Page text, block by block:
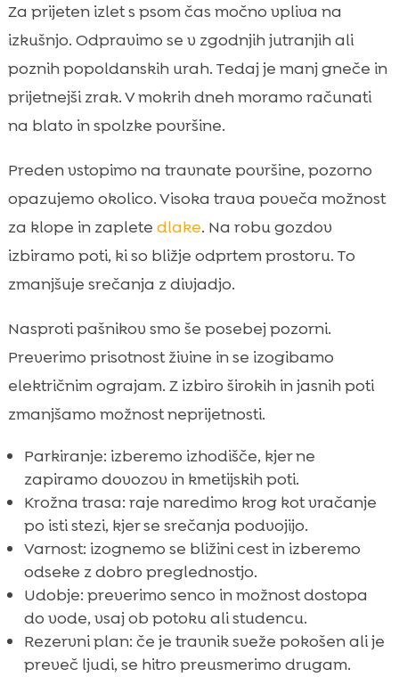
Za prijeten izlet s psom čas močno vpliva na
izkušnjo. Odpravimo se v zgodnjih jutranjih ali
poznih popoldanskih urah. Tedaj je manj gneče in
prijetnejši zrak. V mokrih dneh moramo računati
na blato in spolzke površine.
Preden vstopimo na travnate površine, pozorno
opazujemo okolico. Visoka trava poveča možnost
za klope in zaplete dlake. Na robu gozdov
izbiramo poti, ki so bližje odprtem prostoru. To
zmanjšuje srečanja z divjadjo.
Nasproti pašnikov smo še posebej pozorni.
Preverimo prisotnost živine in se izogibamo
električnim ograjam. Z izbiro širokih in jasnih poti
zmanjšamo možnost neprijetnosti.
Parkiranje: izberemo izhodišče, kjer ne
zapiramo dovozov in kmetijskih poti.
Krožna trasa: raje naredimo krog kot vračanje
po isti stezi, kjer se srečanja podvojijo.
Varnost: izognemo se bližini cest in izberemo
odseke z dobro preglednostjo.
Udobje: preverimo senco in možnost dostopa
do vode, vsaj ob potoku ali studencu.
Rezervni plan: če je travnik sveže pokošen ali je
preveč ljudi, se hitro preusmerimo drugam.